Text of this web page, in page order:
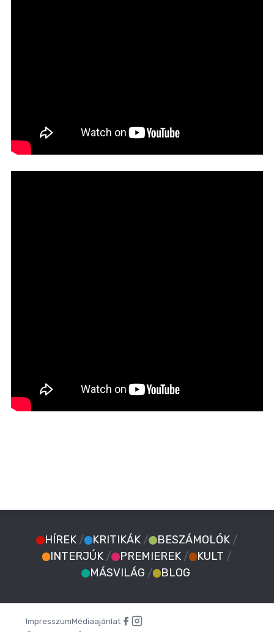
HÍREK / KRITIKÁK / BESZÁMOLÓK /
INTERJÚK / PREMIEREK / KULT /
MÁSVILÁG / BLOG
ImpresszumMédiaajánlat